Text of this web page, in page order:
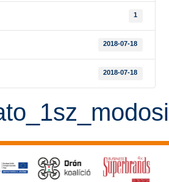
1
2018-07-18
2018-07-18